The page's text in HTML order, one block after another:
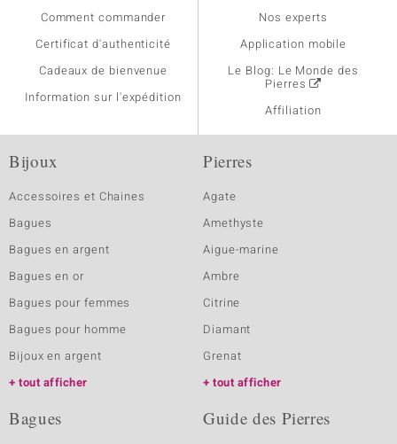
Comment commander
Certificat d'authenticité
Cadeaux de bienvenue
Information sur l'expédition
Nos experts
Application mobile
Le Blog: Le Monde des
Pierres
Affiliation
Bijoux
Accessoires et Chaines
Bagues
Bagues en argent
Bagues en or
Bagues pour femmes
Bagues pour homme
Bijoux en argent
tout afficher
Pierres
Agate
Amethyste
Aigue-marine
Ambre
Citrine
Diamant
Grenat
tout afficher
Bagues Guide des Pierres